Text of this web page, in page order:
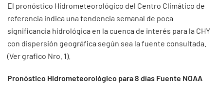
El pronóstico Hidrometeorológico del Centro Climático de
referencia indica una tendencia semanal de poca
significancia hidrológica en la cuenca de interés para la CHY
con dispersión geográfica según sea la fuente consultada.
(Ver grafico Nro. 1).
Pronóstico Hidrometeorológico para 8 días Fuente NOAA